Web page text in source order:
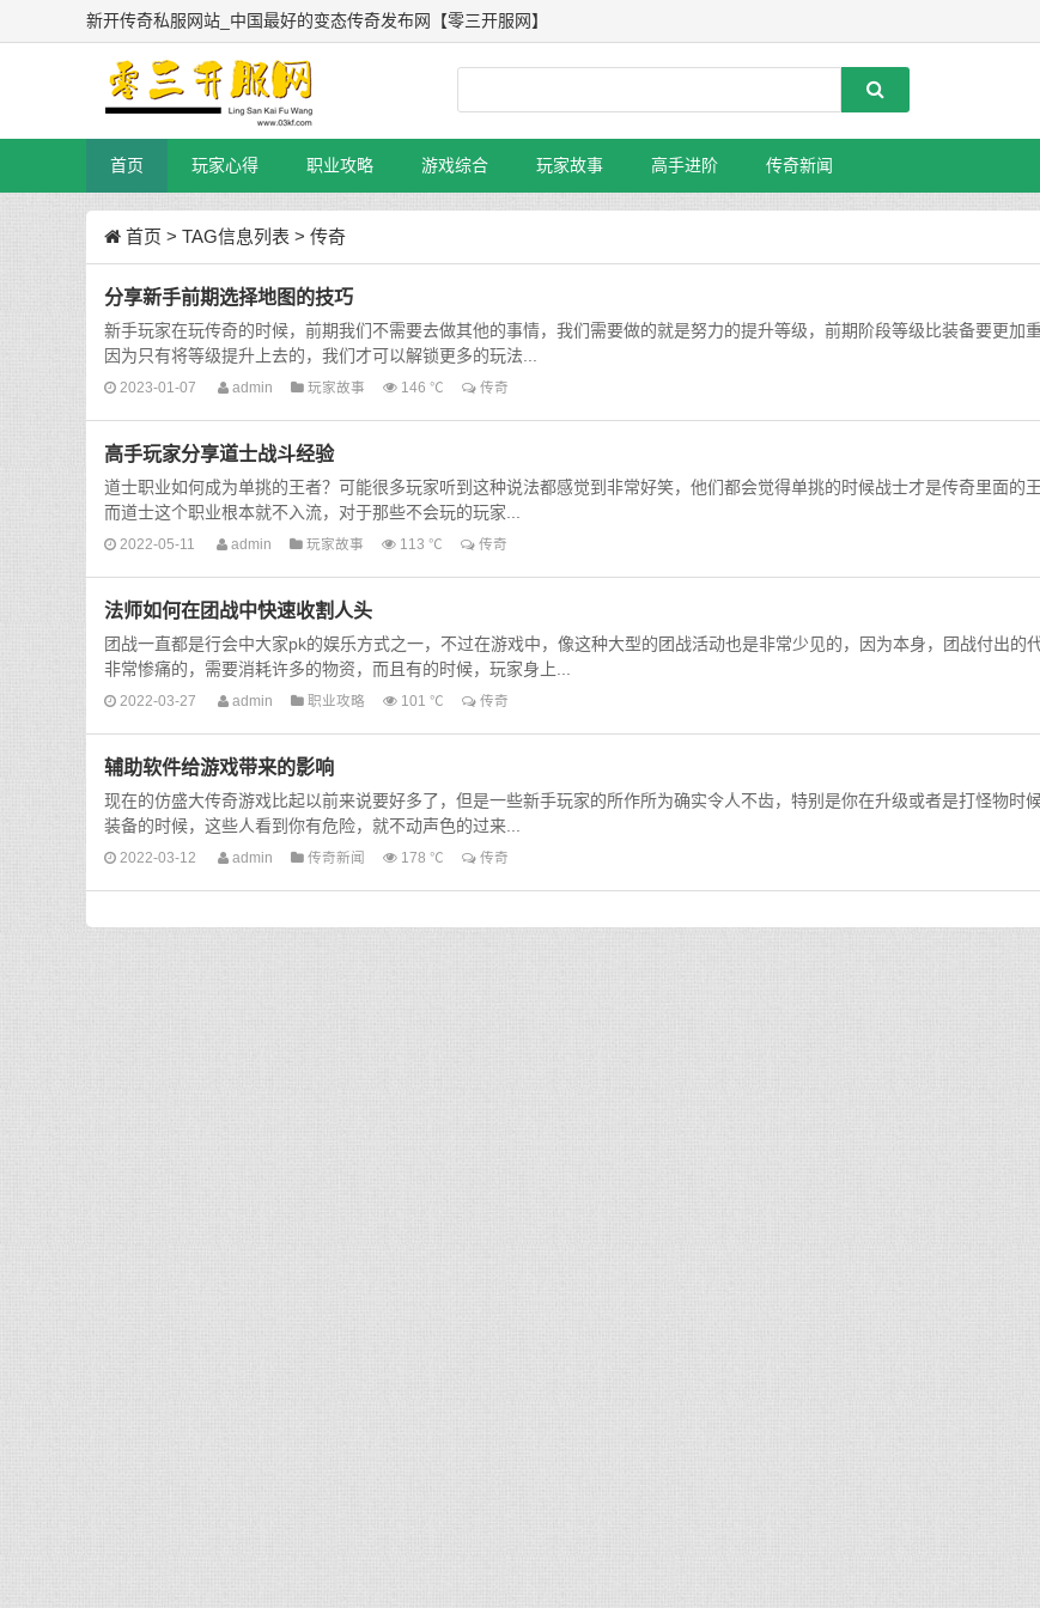
新开传奇私服网站_中国最好的变态传奇发布网【零三开服网】
首页 玩家心得 职业攻略 游戏综合 玩家故事 高手进阶 传奇新闻
首页 > TAG信息列表 > 传奇
分享新手前期选择地图的技巧
新手玩家在玩传奇的时候，前期我们不需要去做其他的事情，我们需要做的就是努力的提升等级，前期阶段等级比装备要更加重
因为只有将等级提升上去的，我们才可以解锁更多的玩法...
2023-01-07 admin 玩家故事 146 ℃ 传奇
高手玩家分享道士战斗经验
道士职业如何成为单挑的王者？可能很多玩家听到这种说法都感觉到非常好笑，他们都会觉得单挑的时候战士才是传奇里面的王
而道士这个职业根本就不入流，对于那些不会玩的玩家...
2022-05-11 admin 玩家故事 113 ℃ 传奇
法师如何在团战中快速收割人头
团战一直都是行会中大家pk的娱乐方式之一，不过在游戏中，像这种大型的团战活动也是非常少见的，因为本身，团战付出的
非常惨痛的，需要消耗许多的物资，而且有的时候，玩家身上...
2022-03-27 admin 职业攻略 101 ℃ 传奇
辅助软件给游戏带来的影响
现在的仿盛大传奇游戏比起以前来说要好多了，但是一些新手玩家的所作所为确实令人不齿，特别是你在升级或者是打怪物时
装备的时候，这些人看到你有危险，就不动声色的过来...
2022-03-12 admin 传奇新闻 178 ℃ 传奇